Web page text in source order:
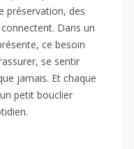
préservation, des
Dans un
ce besoin
se sentir
jamais. Et chaque
petit bouclier